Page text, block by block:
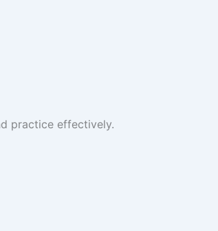
practice effectively.